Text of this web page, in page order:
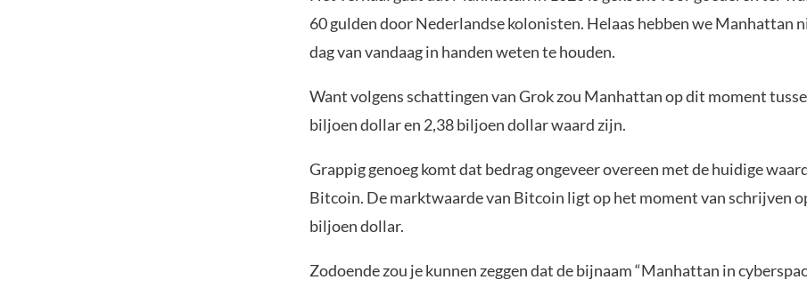
60 gulden door Nederlandse kolonisten. Helaas hebben we Manhattan
dag van vandaag in handen weten te houden.
Want volgens schattingen van Grok zou Manhattan op dit moment
biljoen dollar en 2,38 biljoen dollar waard zijn.
Grappig genoeg komt dat bedrag ongeveer overeen met de huidige
Bitcoin. De marktwaarde van Bitcoin ligt op het moment van schrijven
biljoen dollar.
Zodoende zou je kunnen zeggen dat de bijnaam “Manhattan in